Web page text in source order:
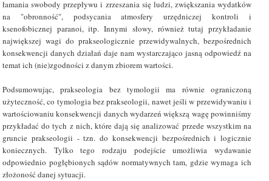
łamania swobody przepływu i zrzeszania się ludzi, zwiększania wydatków
na "obronność", podsycania atmosfery urzędniczej kontroli i
ksenofobicznej paranoi, itp. Innymi słowy, również tutaj przykładanie
największej wagi do prakseologicznie przewidywalnych, bezpośrednich
konsekwencji danych działań daje nam wystarczająco jasną odpowiedź na
temat ich (nie)zgodności z danym zbiorem wartości.
Podsumowując, prakseologia bez tymologii ma równie ograniczoną
użyteczność, co tymologia bez prakseologii, nawet jeśli w przewidywaniu i
wartościowaniu konsekwencji danych wydarzeń większą wagę powinniśmy
przykładać do tych z nich, które dają się analizować przede wszystkim na
gruncie prakseologii - tzn. do konsekwencji bezpośrednich i logicznie
koniecznych. Tylko tego rodzaju podejście umożliwia wydawanie
odpowiednio pogłębionych sądów normatywnych tam, gdzie wymaga ich
złożoność danej sytuacji.